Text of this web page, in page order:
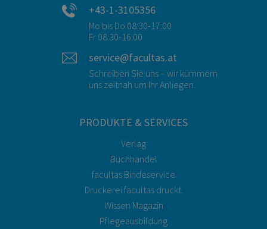
+43-1-3105356
Mo bis Do 08:30-17:00
Fr 08:30-16:00
service@facultas.at
Schreiben Sie uns – wir kümmern
uns zeitnah um Ihr Anliegen.
PRODUKTE & SERVICES
Verlag
Buchhandel
facultas Bindeservice
Druckerei facultas druckt.
Wissen Magazin
Pflegeausbildung